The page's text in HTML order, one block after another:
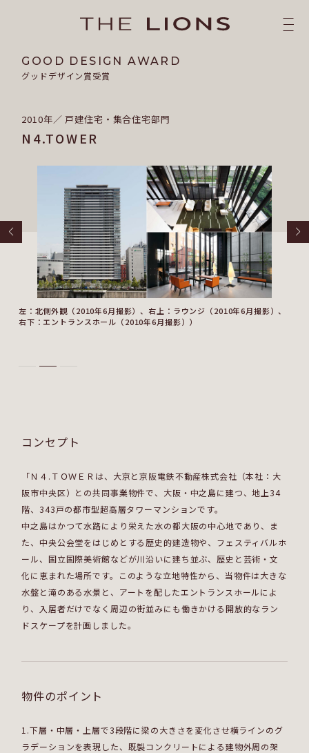
GOOD DESIGN AWARD
グッドデザイン賞受賞
2010年／ 戸建住宅・集合住宅部門
N4.TOWER
左：北側外観（2010年6月撮影）、右上：ラウンジ（2010年6月撮影）、
右下：エントランスホール（2010年6月撮影））
コンセプト
「Ｎ４.ＴＯＷＥＲは、大京と京阪電鉄不動産株式会社（本社：大
阪市中央区）との共同事業物件で、大阪・中之島に建つ、地上34
階、343戸の都市型超高層タワーマンションです。
中之島はかつて水路により栄えた水の都大阪の中心地であり、ま
た、中央公会堂をはじめとする歴史的建造物や、フェスティバルホ
ール、国立国際美術館などが川沿いに建ち並ぶ、歴史と芸術・文
化に恵まれた場所です。このような立地特性から、当物件は大きな
水盤と滝のある水景と、アートを配したエントランスホールによ
り、入居者だけでなく周辺の街並みにも働きかける開放的なラン
ドスケープを計画しました。
物件のポイント
1.下層・中層・上層で3段階に梁の大きさを変化させ横ラインのグ
ラデーションを表現した、既製コンクリートによる建物外周の架